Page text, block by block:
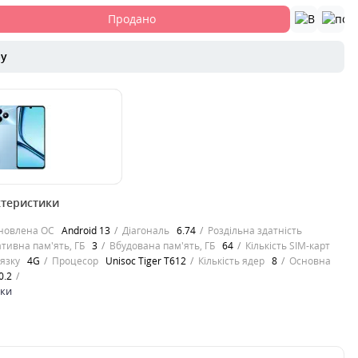
Продано
Realme Note 50
за
і..
ОС Android 13 Діагональ 6.74
Роздільна здатність
пам'ять, ГБ 3 Вбудована пам'ять, ГБ 64
Кількість SIM-карт
4G Процесор Unisoc Tiger T612 Кількість ядер 8
Основна